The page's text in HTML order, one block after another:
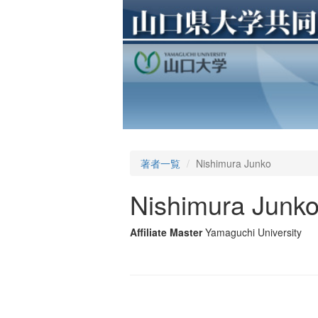
著者一覧 Nishimura Junko
Nishimura
Affiliate Master Yamaguchi University